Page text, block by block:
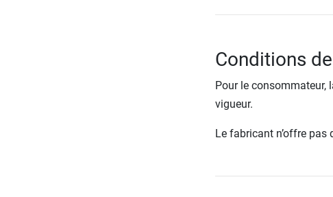
Conditions
Pour le consommateur,
vigueur.
Le fabricant n’offre